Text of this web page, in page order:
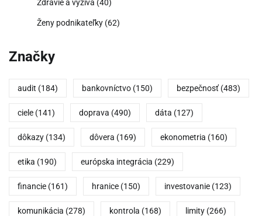
Zdravie a výživa (40)
Ženy podnikateľky (62)
Značky
audit (184) bankovníctvo (150) bezpečnosť (483)
ciele (141) doprava (490) dáta (127)
dôkazy (134) dôvera (169) ekonometria (160)
etika (190) európska integrácia (229)
financie (161) hranice (150) investovanie (123)
komunikácia (278) kontrola (168) limity (266)